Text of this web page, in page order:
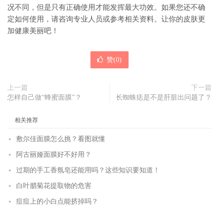
况不同，但是只有正确使用才能发挥最大功效。如果您还不确
定如何使用，请咨询专业人员或参考相关资料。让你的皮肤更
加健康美丽吧！
赞(0)
上一篇
怎样自己做“蜂蜜面膜”？
下一篇
长蜘蛛痣是不是肝脏出问题了？
相关推荐
敷尔佳面膜怎么挑？看图就懂
阿古丽娅面膜好不好用？
过期的手工香氛皂还能用吗？这些知识要知道！
白叶腊菊花提取物的危害
痘痘上的小白点能挤掉吗？